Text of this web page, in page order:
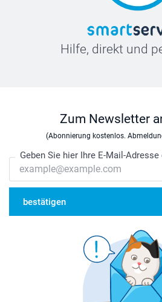
Hilfe, direkt und
Zum Newsletter
(Abonnierung kostenlos.
Geben Sie hier Ihre E-Mail-Adresse
bestätigen